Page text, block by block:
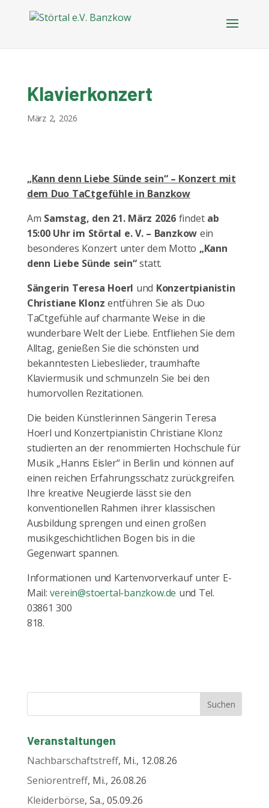
Klavierkonzert
März 2, 2026
„Kann denn Liebe Sünde sein“ – Konzert mit
dem Duo TaCtgefühle in Banzkow
Am Samstag, den 21. März 2026 findet ab
15:00 Uhr im Störtal e. V. – Banzkow ein
besonderes Konzert unter dem Motto „Kann
denn Liebe Sünde sein“statt.
Sängerin Teresa Hoerl und Konzertpianistin
Christiane Klonz entführen Sie als Duo
TaCtgefühle auf charmante Weise in die
wunderbare Welt der Liebe. Entfliehen Sie dem
Alltag, genießen Sie die schönsten und
bekanntesten Liebeslieder, traumhafte
Klaviermusik und schmunzeln Sie bei den
humorvollen Rezitationen.
Die beiden Künstlerinnen Sängerin Teresa
Hoerl und Konzertpianistin Christiane Klonz
studierten an der renommierten Hochschule für
Musik „Hanns Eisler“ in Berlin und können auf
einen reichen Erfahrungsschatz zurückgreifen.
Ihre kreative Neugierde lässt sie den
konventionellen Rahmen ihrer klassischen
Ausbildung sprengen und einen großen
musikgeschichtlichen Bogen bis in die
Gegenwart spannen.
Informationen und Kartenvorverkauf unter E-
Mail:verein@stoertal-banzkow.de und Tel.
03861 300
818.
Veranstaltungen
Nachbarschaftstreff, Mi., 12.08.26
Seniorentreff, Mi., 26.08.26
Kleiderbörse, Sa., 05.09.26